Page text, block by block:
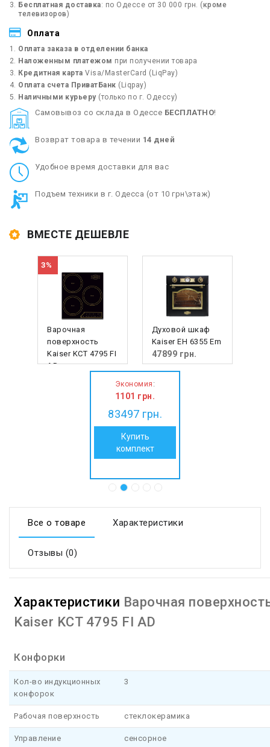
Бесплатная доставка: по Одессе от 30 000 грн. (кроме
телевизоров)
Оплата
Оплата заказа в отделении банка
Наложенным платежом при получении товара
Кредитная карта Visa/MasterCard (LiqPay)
Оплата счета ПриватБанк (Liqpay)
Наличными курьеру(только по г. Одессу)
Cамовывоз со склада в Одессе БЕСПЛАТНО!
Возврат товара в течении 14 дней
Удобное время доставки для вас
Подъем техники в г. Одесса (от 10 грн\этаж)
ВМЕСТЕ ДЕШЕВЛЕ
3%
Варочная
поверхность
Kaiser KCT 4795 FI
AD
Духовой шкаф
Kaiser EH 6355 Em
47899 грн.
Экономия :
1101 грн.
83497 грн.
Купить
комплект
Все о товаре Характеристики
Отзывы (0)
Характеристики Варочная
Kaiser KCT 4795 FI AD
Конфорки
Кол-во индукционных
конфорок
3
Рабочая поверхность стеклокерамика
Управление сенсорное